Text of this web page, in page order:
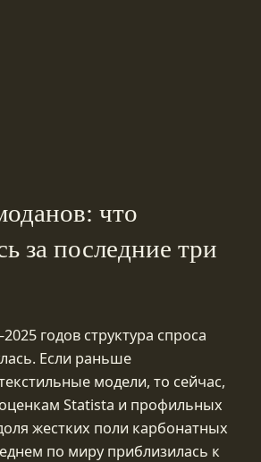
что
за последние три
годов структура спроса
Если раньше
модели, то сейчас,
Statista и профильных
жестких поли карбонатных
по миру приблизилась к